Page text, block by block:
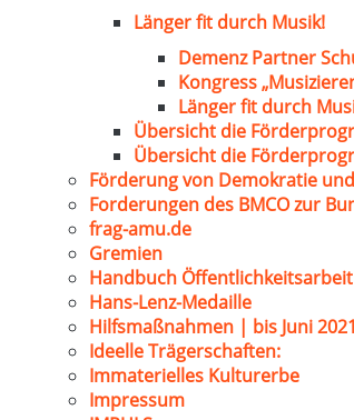
Länger fit durch Musik!
Demenz Partner
Kongress
Länger fit durch
Übersicht die
Übersicht die
Förderung von Demokratie
Forderungen des BMCO zur
frag-amu.de
Gremien
Handbuch Öffentlichkeitsarbeit
Hans-Lenz-Medaille
Hilfsmaßnahmen | bis Juni 2021
Ideelle Trägerschaften:
Immaterielles Kulturerbe
Impressum